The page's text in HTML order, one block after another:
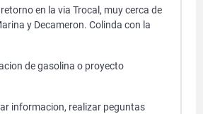
en la via Trocal, muy cerca de
y Decameron. Colinda con la
de gasolina o proyecto
informacion, realizar peguntas